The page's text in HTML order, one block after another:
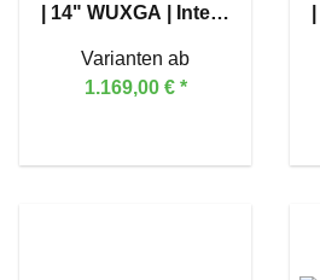
| 14" WUXGA | Intel®
Varianten ab
1.169,00 € *